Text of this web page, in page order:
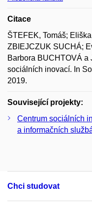
Citace
ŠTEFEK, Tomáš;
ZBIEJCZUK SUCHÁ;
Barbora BUCHTOVÁ a
sociálních inovací. In
2019.
Související projekty:
Centrum sociálních
a informačních
Chci studovat